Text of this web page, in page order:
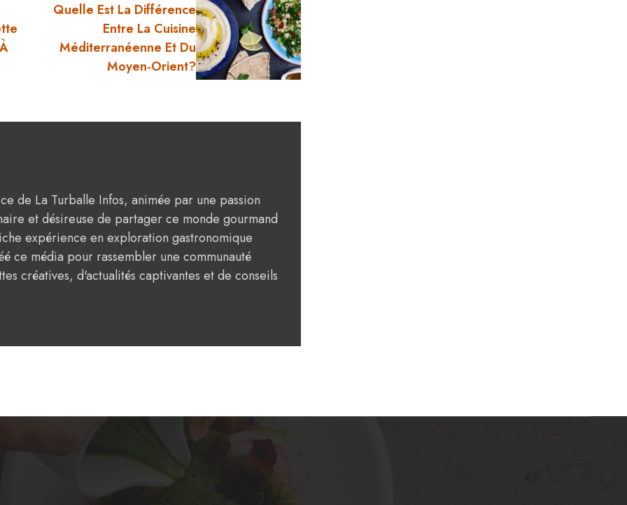
Quelle Est La Différence
Entre La Cuisine
Méditerranéenne Et Du
Moyen-Orient?
de La Turballe Infos, animée par une passion
et désireuse de partager ce monde gourmand
expérience en exploration gastronomique
ce média pour rassembler une communauté
créatives, d'actualités captivantes et de conseils